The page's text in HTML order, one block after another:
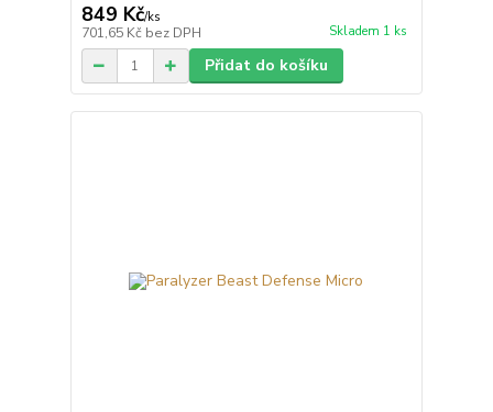
849 Kč/ks
701,65 Kč bez DPH Skladem 1 ks
Přidat do košíku